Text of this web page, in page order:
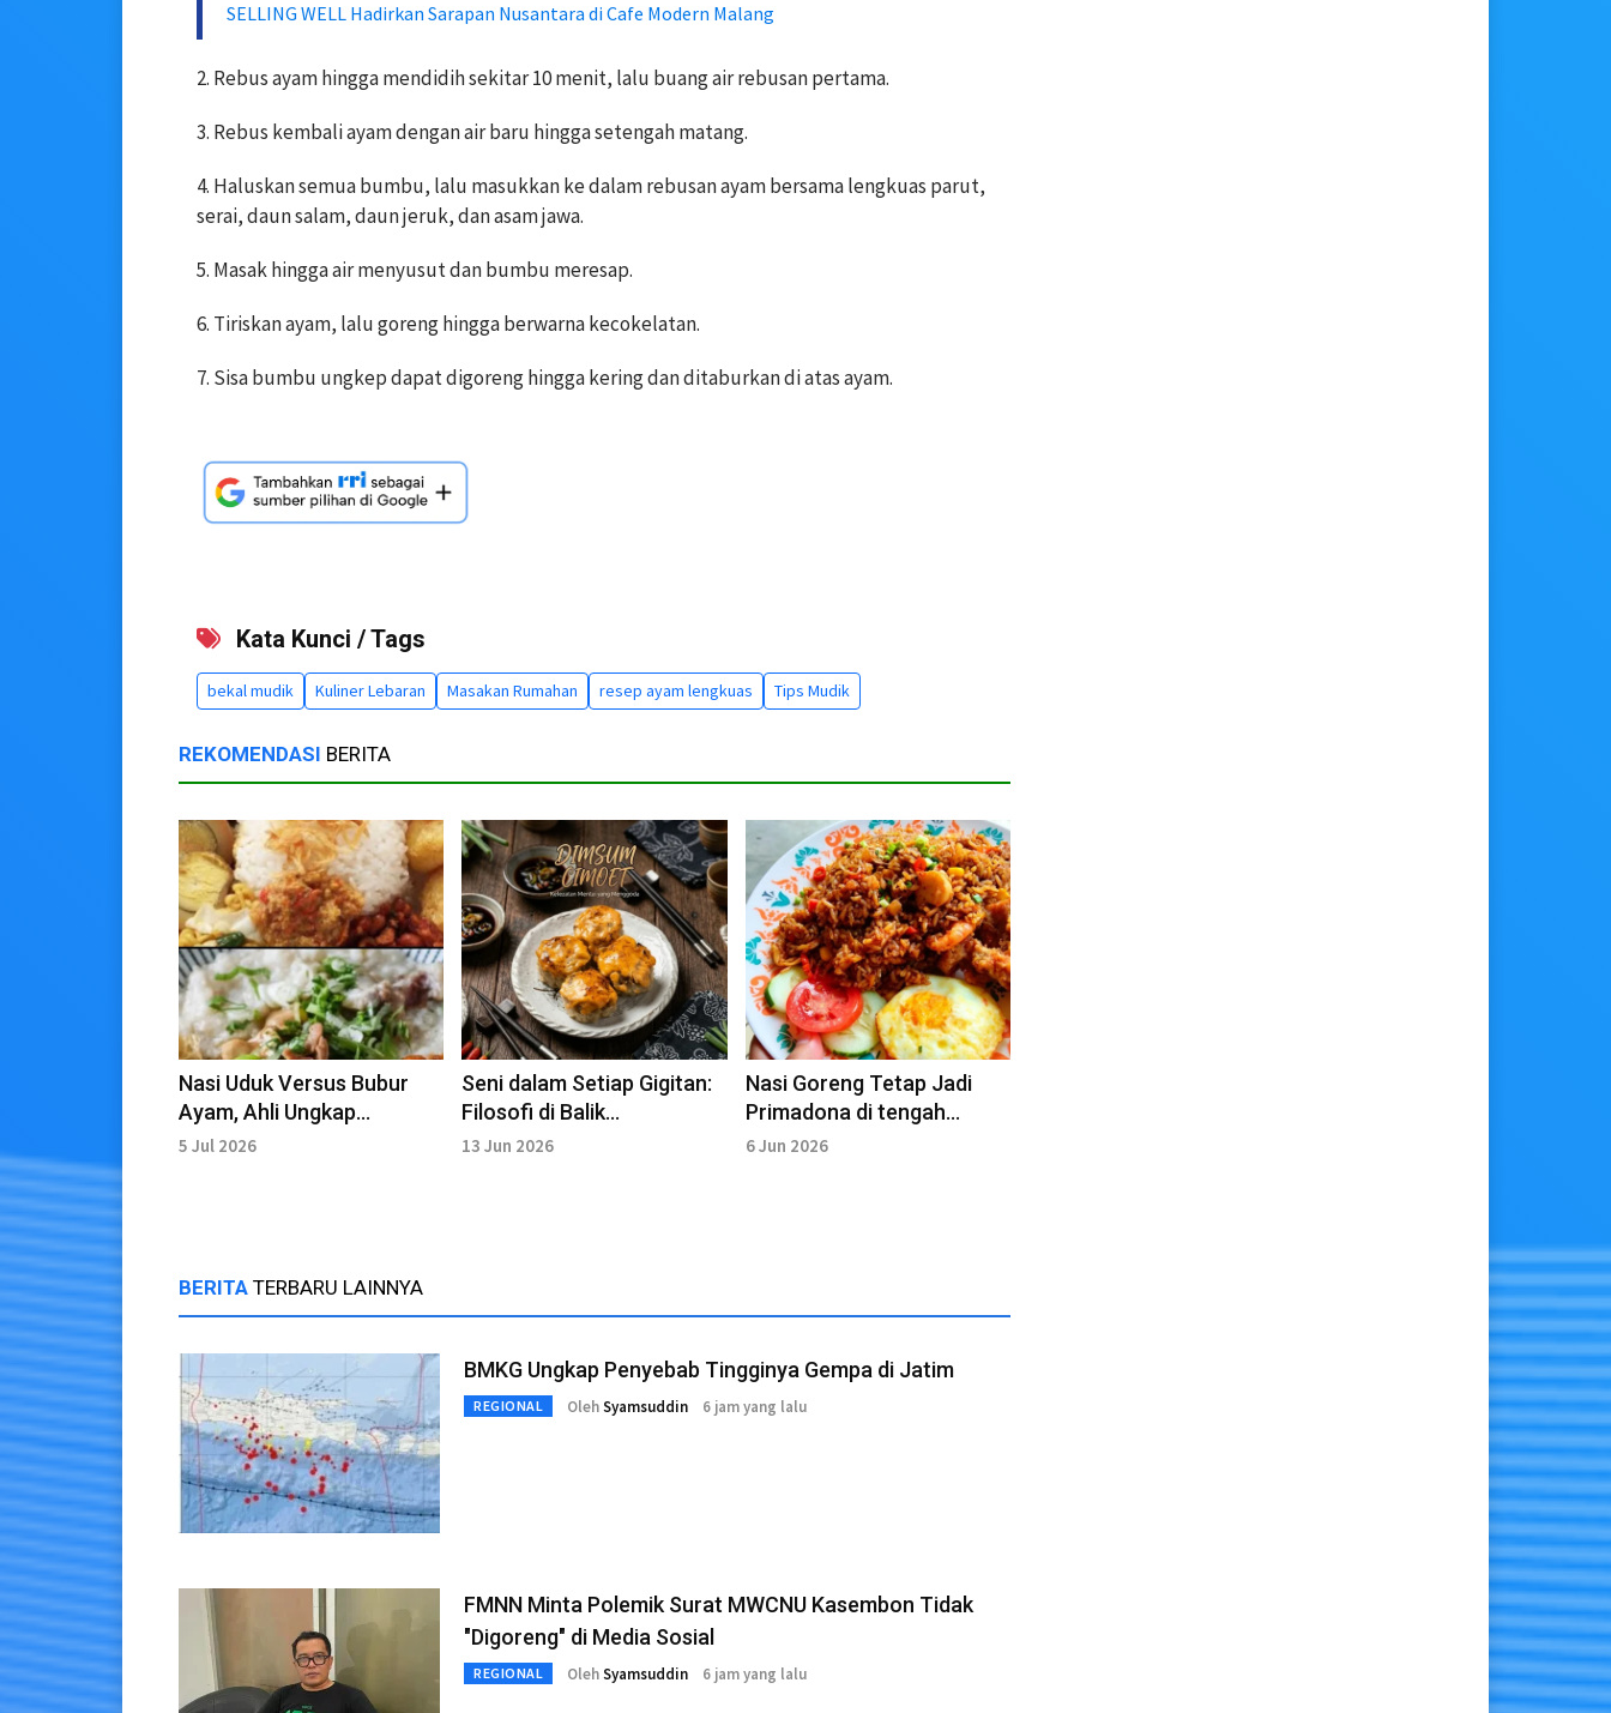
SELLING WELL Hadirkan Sarapan Nusantara di Cafe Modern Malang
2. Rebus ayam hingga mendidih sekitar 10 menit, lalu buang air rebusan pertama.
3. Rebus kembali ayam dengan air baru hingga setengah matang.
4. Haluskan semua bumbu, lalu masukkan ke dalam rebusan ayam bersama lengkuas parut,
serai, daun salam, daun jeruk, dan asam jawa.
5. Masak hingga air menyusut dan bumbu meresap.
6. Tiriskan ayam, lalu goreng hingga berwarna kecokelatan.
7. Sisa bumbu ungkep dapat digoreng hingga kering dan ditaburkan di atas ayam.
Kata Kunci / Tags
bekal mudik Kuliner Lebaran Masakan Rumahan resep ayam lengkuas Tips Mudik
REKOMENDASI BERITA
Nasi Uduk Versus Bubur
Ayam, Ahli Ungkap
Kandungan Nutrisi
5 Jul 2026
Seni dalam Setiap Gigitan:
Filosofi di Balik
Kehangatan Kedai Dimsum
13 Jun 2026
Nasi Goreng Tetap Jadi
Primadona di tengah
Gempuran Kuliner Kekinian
6 Jun 2026
BERITA TERBARU LAINNYA
BMKG Ungkap Penyebab Tingginya Gempa di Jatim
REGIONAL OlehSyamsuddin 6 jam yang lalu
FMNN Minta Polemik Surat MWCNU Kasembon Tidak
"Digoreng" di Media Sosial
REGIONAL OlehSyamsuddin 6 jam yang lalu